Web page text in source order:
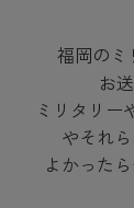
福岡のミ
お
ミリタリー
やそれ
よかった